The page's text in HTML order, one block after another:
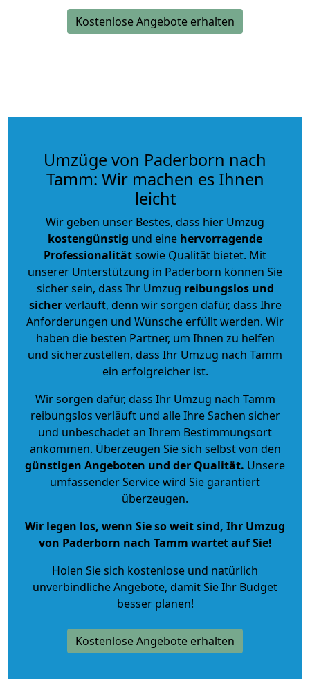
Kostenlose Angebote erhalten
Umzüge von Paderborn nach
Tamm: Wir machen es Ihnen
leicht
Wir geben unser Bestes, dass hier Umzug
kostengünstig und eine hervorragende
Professionalitätsowie Qualität bietet. Mit
unserer Unterstützung in Paderborn können Sie
sicher sein, dass Ihr Umzug reibungslos und
sicherverläuft, denn wir sorgen dafür, dass Ihre
Anforderungen und Wünsche erfüllt werden. Wir
haben die besten Partner, um Ihnen zu helfen
und sicherzustellen, dass Ihr Umzug nach Tamm
ein erfolgreicher ist.
Wir sorgen dafür, dass Ihr Umzug nach Tamm
reibungslos verläuft und alle Ihre Sachen sicher
und unbeschadet an Ihrem Bestimmungsort
ankommen. Überzeugen Sie sich selbst von den
günstigen Angeboten und der Qualität. Unsere
umfassender Service wird Sie garantiert
überzeugen.
Wir legen los, wenn Sie so weit sind, Ihr Umzug
von Paderborn nach Tamm wartet auf Sie!
Holen Sie sich kostenlose und natürlich
unverbindliche Angebote, damit Sie Ihr Budget
besser planen!
Kostenlose Angebote erhalten